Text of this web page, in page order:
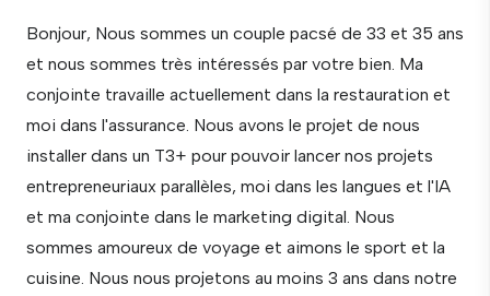
Bonjour, Nous sommes un couple pacsé de 33 et 35 ans
et nous sommes très intéressés par votre bien. Ma
conjointe travaille actuellement dans la restauration et
moi dans l'assurance. Nous avons le projet de nous
installer dans un T3+ pour pouvoir lancer nos projets
entrepreneuriaux parallèles, moi dans les langues et l'IA
et ma conjointe dans le marketing digital. Nous
sommes amoureux de voyage et aimons le sport et la
cuisine. Nous nous projetons au moins 3 ans dans notre